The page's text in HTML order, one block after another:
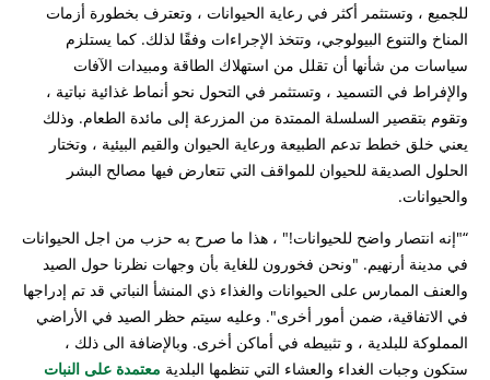
للجميع ، وتستثمر أكثر في رعاية الحيوانات ، وتعترف بخطورة أزمات
المناخ والتنوع البيولوجي، وتتخذ الإجراءات وفقًا لذلك. كما يستلزم
سياسات من شأنها أن تقلل من استهلاك الطاقة ومبيدات الآفات
والإفراط في التسميد ، وتستثمر في التحول نحو أنماط غذائية نباتية ،
وتقوم بتقصير السلسلة الممتدة من المزرعة إلى مائدة الطعام. وذلك
يعني خلق خطط تدعم الطبيعة ورعاية الحيوان والقيم البيئية ، وتختار
الحلول الصديقة للحيوان للمواقف التي تتعارض فيها مصالح البشر
والحيوانات.
“"إنه انتصار واضح للحيوانات!" ، هذا ما صرح به حزب من اجل الحيوانات
في مدينة أرنهيم. "ونحن فخورون للغاية بأن وجهات نظرنا حول الصيد
والعنف الممارس على الحيوانات والغذاء ذي المنشأ النباتي قد تم إدراجها
في الاتفاقية، ضمن أمور أخرى". وعليه سيتم حظر الصيد في الأراضي
المملوكة للبلدية ، و تثبيطه في أماكن أخرى. وبالإضافة الى ذلك ،
ستكون وجبات الغداء والعشاء التي تنظمها البلدية معتمدة على النبات